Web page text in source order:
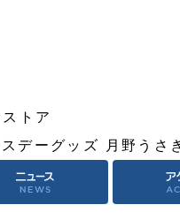
トア
デーグッズ 月野うさ